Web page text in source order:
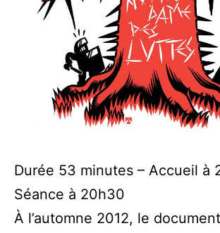
Durée 53 minutes – Accueil à
Séance à 20h30
À l’automne 2012, le